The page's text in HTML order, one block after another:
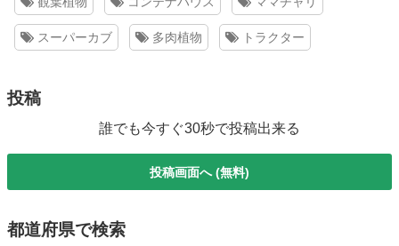
スーパーカブ 多肉植物 トラクター
投稿
誰でも今すぐ30秒で投稿出来る
投稿画面へ (無料)
都道府県で検索